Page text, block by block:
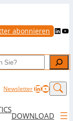
abonnieren LinkedIn YouTube
NewsletterLinkedIn
DOWNLOAD